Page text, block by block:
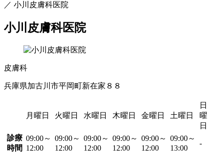
／ 小川皮膚科医院
小川皮膚科医院
皮膚科
兵庫県加古川市平岡町新在家８８
月曜日 火曜日 水曜日 木曜日 金曜日 土曜日
日
曜
日
診療
時間
09:00～
12:00
09:00～
12:00
09:00～
12:00
09:00～
12:00
09:00～
12:00
09:00～
13:00
-